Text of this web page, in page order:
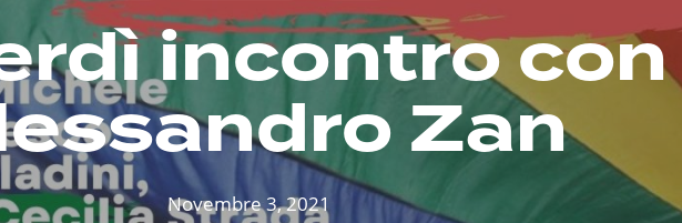
incontro con
Zan
Novembre 3, 2021